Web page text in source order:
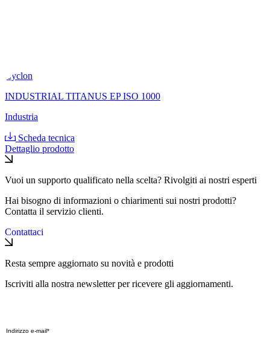
Cyclon
INDUSTRIAL TITANUS EP ISO 1000
Industria
Scheda tecnica
Dettaglio prodotto
Vuoi un supporto qualificato nella scelta? Rivolgiti ai nostri esperti
Hai bisogno di informazioni o chiarimenti sui nostri prodotti?
Contatta il servizio clienti.
Contattaci
Resta sempre aggiornato su novità e prodotti
Iscriviti alla nostra newsletter per ricevere gli aggiornamenti.